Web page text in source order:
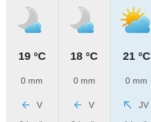
19 °C
0 mm
V
18 °C
0 mm
V
21 °C
0 mm
JV